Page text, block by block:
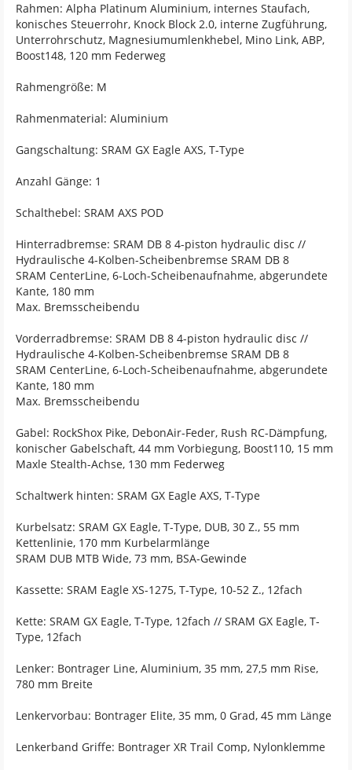
Rahmen: Alpha Platinum Aluminium, internes Staufach,
konisches Steuerrohr, Knock Block 2.0, interne Zugführung,
Unterrohrschutz, Magnesiumumlenkhebel, Mino Link, ABP,
Boost148, 120 mm Federweg
Rahmengröße: M
Rahmenmaterial: Aluminium
Gangschaltung: SRAM GX Eagle AXS, T-Type
Anzahl Gänge: 1
Schalthebel: SRAM AXS POD
Hinterradbremse: SRAM DB 8 4-piston hydraulic disc //
Hydraulische 4-Kolben-Scheibenbremse SRAM DB 8
SRAM CenterLine, 6-Loch-Scheibenaufnahme, abgerundete
Kante, 180 mm
Max. Bremsscheibendu
Vorderradbremse: SRAM DB 8 4-piston hydraulic disc //
Hydraulische 4-Kolben-Scheibenbremse SRAM DB 8
SRAM CenterLine, 6-Loch-Scheibenaufnahme, abgerundete
Kante, 180 mm
Max. Bremsscheibendu
Gabel: RockShox Pike, DebonAir-Feder, Rush RC-Dämpfung,
konischer Gabelschaft, 44 mm Vorbiegung, Boost110, 15 mm
Maxle Stealth-Achse, 130 mm Federweg
Schaltwerk hinten: SRAM GX Eagle AXS, T-Type
Kurbelsatz: SRAM GX Eagle, T-Type, DUB, 30 Z., 55 mm
Kettenlinie, 170 mm Kurbelarmlänge
SRAM DUB MTB Wide, 73 mm, BSA-Gewinde
Kassette: SRAM Eagle XS-1275, T-Type, 10-52 Z., 12fach
Kette: SRAM GX Eagle, T-Type, 12fach // SRAM GX Eagle, T-
Type, 12fach
Lenker: Bontrager Line, Aluminium, 35 mm, 27,5 mm Rise,
780 mm Breite
Lenkervorbau: Bontrager Elite, 35 mm, 0 Grad, 45 mm Länge
Lenkerband Griffe: Bontrager XR Trail Comp, Nylonklemme